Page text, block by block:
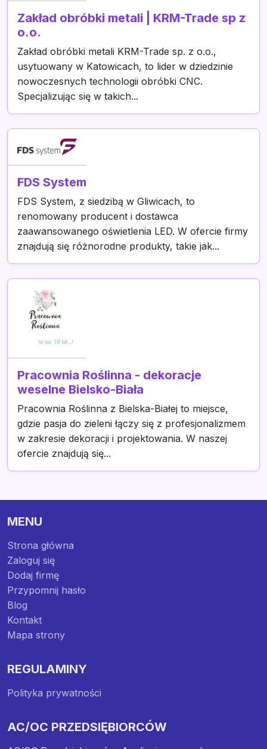
Zakład obróbki metali | KRM-Trade sp z
o.o.
Zakład obróbki metali KRM-Trade sp. z o.o.,
usytuowany w Katowicach, to lider w dziedzinie
nowoczesnych technologii obróbki CNC.
Specjalizując się w takich...
FDS System
FDS System, z siedzibą w Gliwicach, to
renomowany producent i dostawca
zaawansowanego oświetlenia LED. W ofercie firmy
znajdują się różnorodne produkty, takie jak...
Pracownia Roślinna - dekoracje
weselne Bielsko-Biała
Pracownia Roślinna z Bielska-Białej to miejsce,
gdzie pasja do zieleni łączy się z profesjonalizmem
w zakresie dekoracji i projektowania. W naszej
ofercie znajdują się...
MENU
Strona główna
Zaloguj się
Dodaj firmę
Przypomnij hasło
Blog
Kontakt
Mapa strony
REGULAMINY
Polityka prywatności
AC/OC PRZEDSIĘBIORCÓW